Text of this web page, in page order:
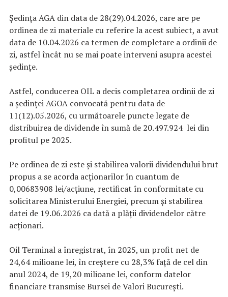
Ședința AGA din data de 28(29).04.2026, care are pe
ordinea de zi materiale cu referire la acest subiect, a avut
data de 10.04.2026 ca termen de completare a ordinii de
zi, astfel încât nu se mai poate interveni asupra acestei
ședințe.
Astfel, conducerea OIL a decis completarea ordinii de zi
a ședinței AGOA convocată pentru data de
11(12).05.2026, cu următoarele puncte legate de
distribuirea de dividende în sumă de 20.497.924 lei din
profitul pe 2025.
Pe ordinea de zi este și stabilirea valorii dividendului brut
propus a se acorda acționarilor în cuantum de
0,00683908 lei/acțiune, rectificat în conformitate cu
solicitarea Ministerului Energiei, precum și stabilirea
datei de 19.06.2026 ca dată a plății dividendelor către
acționari.
Oil Terminal a înregistrat, în 2025, un profit net de
24,64 milioane lei, în creştere cu 28,3% faţă de cel din
anul 2024, de 19,20 milioane lei, conform datelor
financiare transmise Bursei de Valori Bucureşti.